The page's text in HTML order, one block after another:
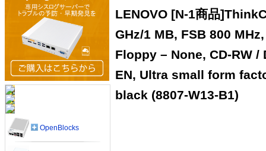
LENOVO [N-1商品
GHz/1 MB, FSB 800
Floppy – None, CD-RW /
EN, Ultra small form
black (8807-W13-B1)
OpenBlocks